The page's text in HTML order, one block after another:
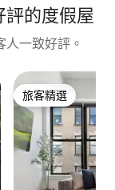
評的度假屋
一致好評。
旅客精選
旅客精選